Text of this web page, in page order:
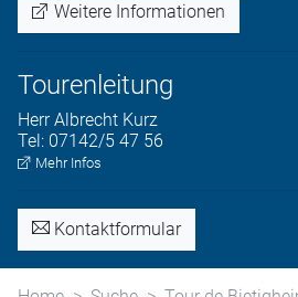
Weitere Informationen
Tourenleitung
Herr Albrecht Kurz
Tel: 07142/5 47 56
Mehr Infos
Kontaktformular